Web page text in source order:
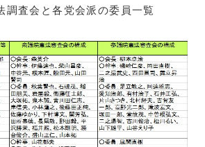
査会と各党会派の委員一覧